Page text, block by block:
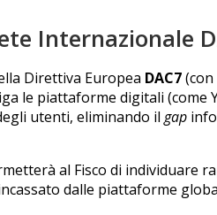
Internazionale
Direttiva Europea DAC7(con
le piattaforme digitali (come
utenti, eliminando il gap
al Fisco di individuare
dalle piattaforme